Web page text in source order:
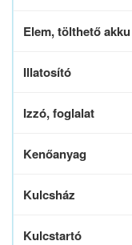
Elem, tölthető akku
Illatosító
Izzó, foglalat
Kenőanyag
Kulcsház
Kulcstartó